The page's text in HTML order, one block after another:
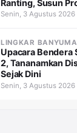
Ranting, Susun
Senin, 3 Agustus 2026
LINGKAR
Upacara Bendera
2, Tananamkan
Sejak Dini
Senin, 3 Agustus 2026